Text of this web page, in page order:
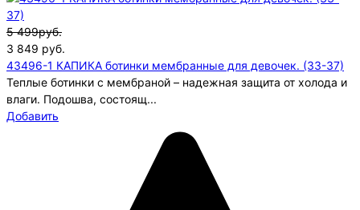
5 499руб.
3 849 руб.
43496-1 КАПИКА ботинки мембранные для девочек. (33-37)
Теплые ботинки с мембраной – надежная защита от холода и
влаги. Подошва, состоящ...
Добавить